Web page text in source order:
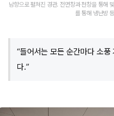
남향으로 펼쳐진 경관. 전면창과 천창을 통해
를 통해 냉난방
“들어서는 모든 순간마다 소
다.”